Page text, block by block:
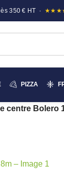
350 € HT ·
PIZZA
centre Bolero